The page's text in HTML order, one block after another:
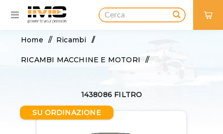
Home / Ricambi /
RICAMBI MACCHINE E MOTORI /
FILTRO OLIO, REFRIGERANTE /
1438086 FILTRO
1438086 FILTRO
SU ORDINAZIONE